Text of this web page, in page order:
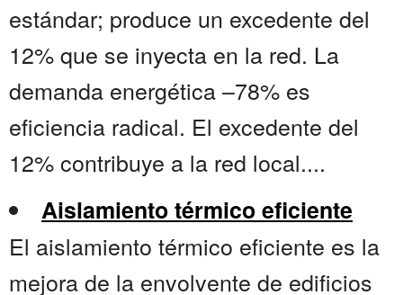
estándar; produce un excedente del
12% que se inyecta en la red. La
demanda energética –78% es
eficiencia radical. El excedente del
12% contribuye a la red local....
Aislamiento térmico eficiente
El aislamiento térmico eficiente es la
mejora de la envolvente de edificios